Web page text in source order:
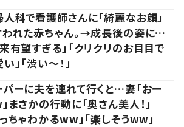
科で看護師さんに「綺麗なお顔」
われた赤ちゃん。→成長後の姿に…
来有望すぎる」「クリクリのお目目で
」「渋い～！」
ーに夫を連れて行くと…妻「おー
まさかの行動に「奥さん美人！」
っちゃわかるww」「楽しそうww」